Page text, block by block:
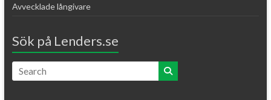
Avvecklade långivare
Sök på Lenders.se